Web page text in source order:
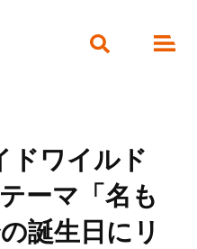
ドワイルド
ーマ「名も
誕生日にリ